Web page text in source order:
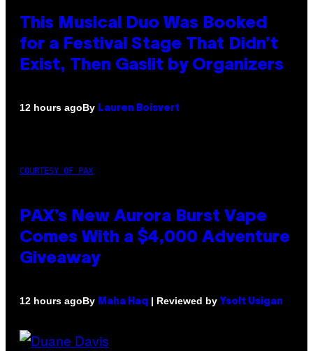
This Musical Duo Was Booked
for a Festival Stage That Didn’t
Exist, Then Gaslit by Organizers
12 hours agoBy Lauren Boisvert
COURTESY OF PAX
PAX’s New Aurora Burst Vape
Comes With a $4,000 Adventure
Giveaway
12 hours agoBy Maha Haq | Reviewed by Ysolt Usigan